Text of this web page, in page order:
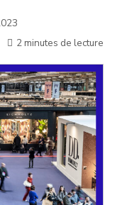
2 minutes de lecture